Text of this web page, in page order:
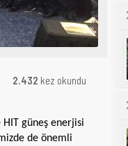
2.432 kez okundu
güneş enerjisi
de önemli